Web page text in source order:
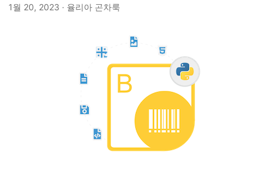
1월 20, 2023 · 율리아 곤차룩